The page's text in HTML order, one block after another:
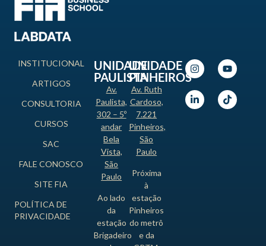
INSTITUCIONAL
ARTIGOS
CONSULTORIA
CURSOS
SAC
FALE CONOSCO
SITE FIA
POLÍTICA DE
PRIVACIDADE
UNIDADE
PAULISTA
Av.
Paulista,
302 – 5º
andar
Bela
Vista,
São
Paulo
Ao lado
da
estação
Brigadeiro
UNIDADE
PINHEIROS
Av. Ruth
Cardoso,
7.221
Pinheiros,
São
Paulo
Próxima
à
estação
Pinheiros
do metrô
e da